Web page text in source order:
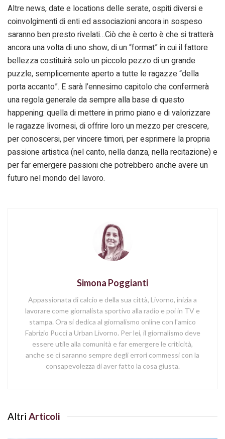
Altre news, date e locations delle serate, ospiti diversi e
coinvolgimenti di enti ed associazioni ancora in sospeso
saranno ben presto rivelati…Ciò che è certo è che si tratterà
ancora una volta di uno show, di un “format” in cui il fattore
bellezza costituirà solo un piccolo pezzo di un grande
puzzle, semplicemente aperto a tutte le ragazze “della
porta accanto”. E sarà l’ennesimo capitolo che confermerà
una regola generale da sempre alla base di questo
happening: quella di mettere in primo piano e di valorizzare
le ragazze livornesi, di offrire loro un mezzo per crescere,
per conoscersi, per vincere timori, per esprimere la propria
passione artistica (nel canto, nella danza, nella recitazione) e
per far emergere passioni che potrebbero anche avere un
futuro nel mondo del lavoro.
Simona Poggianti
Appassionata di calcio e della sua città, Livorno, inizia a
lavorare come giornalista sportivo alla radio e poi in TV e
stampa. Ora si dedica al giornalismo online con l'amico
Fabrizio Pucci a Urban Livorno. Per lei, il giornalismo deve
essere utile alla comunità e far emergere le criticità,
anche se ci saranno sempre degli errori commessi con la
consapevolezza di aver fatto la cosa giusta.
Altri Articoli